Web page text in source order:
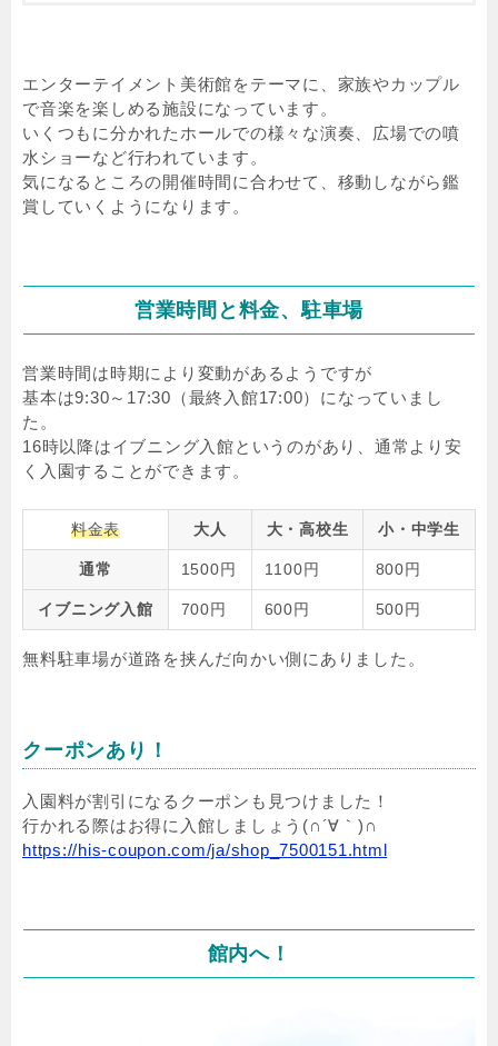
エンターテイメント美術館をテーマに、家族やカップル
で音楽を楽しめる施設になっています。
いくつもに分かれたホールでの様々な演奏、広場での噴
水ショーなど行われています。
気になるところの開催時間に合わせて、移動しながら鑑
賞していくようになります。
営業時間と料金、駐車場
営業時間は時期により変動があるようですが
基本は9:30～17:30（最終入館17:00）になっていまし
た。
16時以降はイブニング入館というのがあり、通常より安
く入園することができます。
料金表 大人 大・高校生 小・中学生
通常 1500円 1100円 800円
イブニング入館 700円 600円 500円
無料駐車場が道路を挟んだ向かい側にありました。
クーポンあり！
入園料が割引になるクーポンも見つけました！
行かれる際はお得に入館しましょう(∩´∀｀)∩
https://his-coupon.com/ja/shop_7500151.html
館内へ！